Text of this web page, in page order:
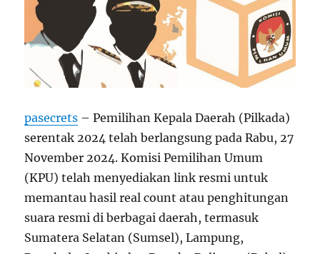
pasecrets – Pemilihan Kepala Daerah (Pilkada)
serentak 2024 telah berlangsung pada Rabu, 27
November 2024. Komisi Pemilihan Umum
(KPU) telah menyediakan link resmi untuk
memantau hasil real count atau penghitungan
suara resmi di berbagai daerah, termasuk
Sumatera Selatan (Sumsel), Lampung,